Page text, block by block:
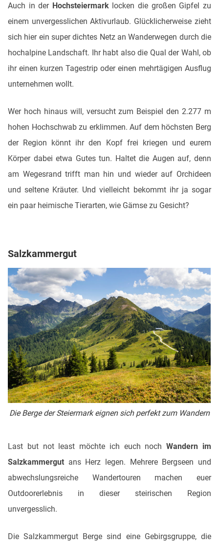
Auch in der Hochsteiermark locken die großen Gipfel zu
einem unvergesslichen Aktivurlaub. Glücklicherweise zieht
sich hier ein super dichtes Netz an Wanderwegen durch die
hochalpine Landschaft. Ihr habt also die Qual der Wahl, ob
ihr einen kurzen Tagestrip oder einen mehrtägigen Ausflug
unternehmen wollt.
Wer hoch hinaus will, versucht zum Beispiel den 2.277 m
hohen Hochschwab zu erklimmen. Auf dem höchsten Berg
der Region könnt ihr den Kopf frei kriegen und eurem
Körper dabei etwa Gutes tun. Haltet die Augen auf, denn
am Wegesrand trifft man hin und wieder auf Orchideen
und seltene Kräuter. Und vielleicht bekommt ihr ja sogar
ein paar heimische Tierarten, wie Gämse zu Gesicht?
Salzkammergut
Die Berge der Steiermark eignen sich perfekt zum Wandern
Last but not least möchte ich euch nochWandern im
Salzkammergut ans Herz legen. Mehrere Bergseen und
abwechslungsreiche Wandertouren machen euer
Outdoorerlebnis in dieser steirischen Region
unvergesslich.
Die Salzkammergut Berge sind eine Gebirgsgruppe, die